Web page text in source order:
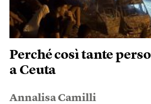
Perché così tante
a Ceuta
Annalisa Camilli